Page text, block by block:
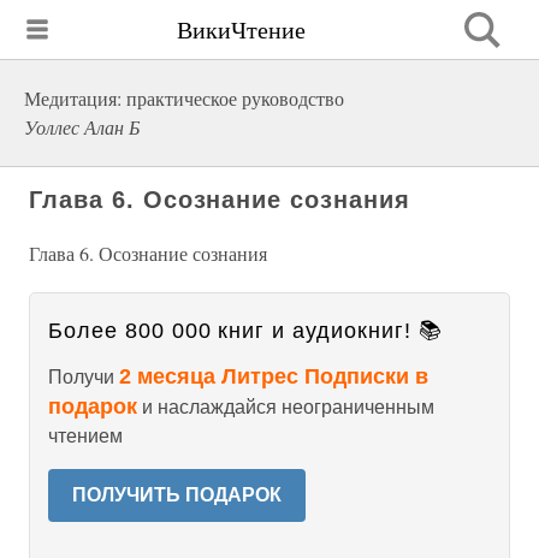
ВикиЧтение
Медитация: практическое руководство
Уоллес Алан Б
Глава 6. Осознание сознания
Глава 6. Осознание сознания
Более 800 000 книг и аудиокниг! 📚
Получи 2 месяца Литрес Подписки в
подарок и наслаждайся неограниченным
чтением
ПОЛУЧИТЬ ПОДАРОК